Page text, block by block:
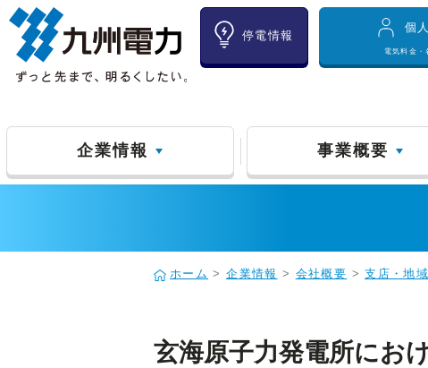
停電情報
個
電気料金・
企業情報 事業概要
ホーム >企業情報 > 会社概要 >支店・地
玄海原子力発電所にお